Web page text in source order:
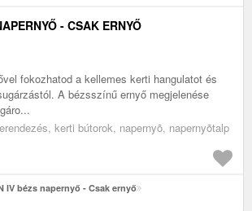
- CSAK ERNYŐ
fokozhatod a kellemes kerti hangulatot és
A bézsszínű ernyő megjelenése
kerti bútorok, napernyõ, napernyõtalp
IV bézs napernyő - Csak ernyő